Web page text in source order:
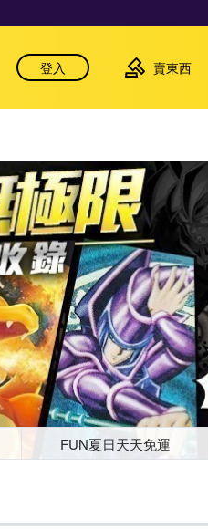
登入 賣東西
FUN夏日天天免運